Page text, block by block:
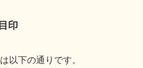
印
以下の通りです。